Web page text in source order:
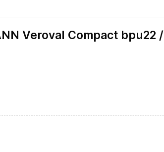
Veroval Compact bpu22 /